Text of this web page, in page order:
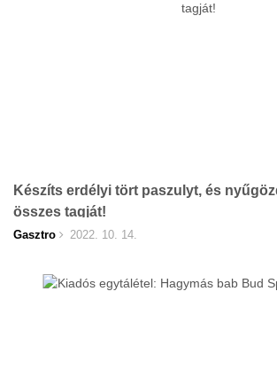
Készíts erdélyi tört paszulyt, és
összes tagját!
Gasztro 2022. 10. 14.